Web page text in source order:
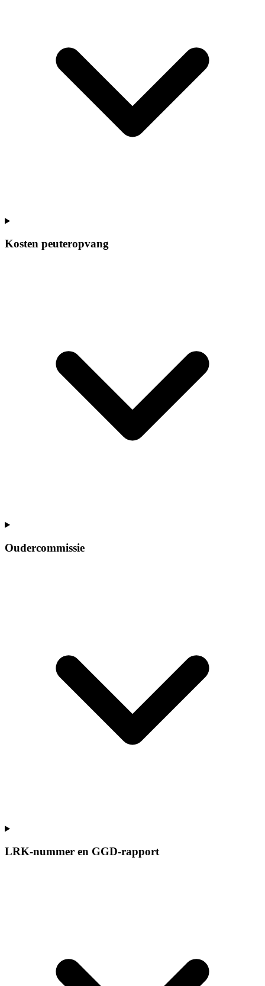
Kosten peuteropvang
Oudercommissie
LRK-nummer en GGD-rapport